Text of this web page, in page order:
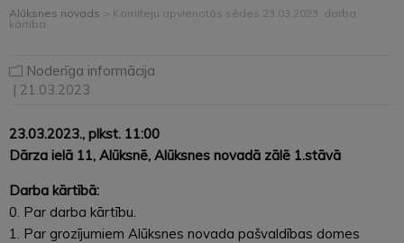
Alūksnes novads > Komiteju apvienotās sēdes 23.03.2023. darba
kārtība
Noderīga informācija
| 21.03.2023
23.03.2023., plkst. 11:00
Dārza ielā 11, Alūksnē, Alūksnes novadā zālē 1.stāvā
Darba kārtībā:
0. Par darba kārtību.
1. Par grozījumiem Alūksnes novada pašvaldības domes